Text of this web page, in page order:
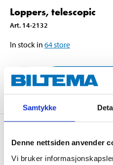
Samtykke
Denne nettsiden anvender
Vi bruker
Loppers, telescopic
Art. 14-2132
In stock in 64store